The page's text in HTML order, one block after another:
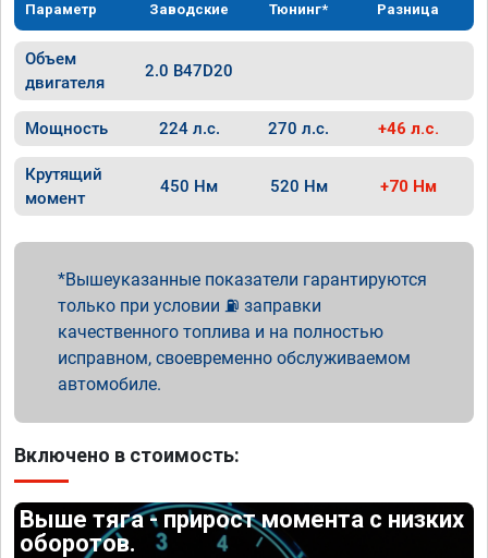
Параметр Заводские Тюнинг* Разница
Объем
двигателя
2.0 B47D20
Мощность 224 л.с. 270 л.с. +46 л.с.
Крутящий
момент
450 Нм 520 Нм +70 Нм
Вышеуказанные показатели гарантируются
только при условии ⛽ заправки
качественного топлива и на полностью
исправном, своевременно обслуживаемом
автомобиле.
Включено в стоимость:
Выше тяга - прирост момента с низких
оборотов.